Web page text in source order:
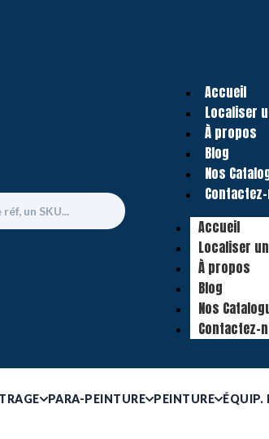
Accueil
Localiser
À propos
Blog
Nos
Accueil
Localiser
À propos
Blog
Nos
Contactez-
PARA-PEINTURE PEINTURE ÉQUIP.